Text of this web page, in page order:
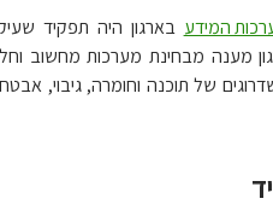
המידעבארגון היה תפקיד שעיקר
מענה מבחינת מערכות מחשוב וחלק
של תוכנה וחומרה, גיבוי, אבטחת